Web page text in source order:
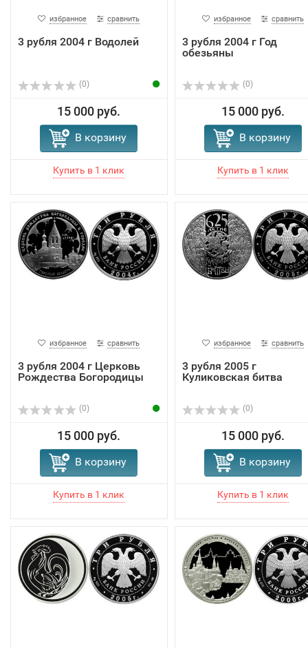
избранное сравнить
3 рубля 2004 г Водолей
(0)
15 000 руб.
В корзину
избранное сравнить
3 рубля 2004 г Год
обезьяны
(0)
15 000 руб.
В корзину
избранное сравнить
3 рубля 2004 г Церковь
Рождества Богородицы
(0)
15 000 руб.
В корзину
избранное сравнить
3 рубля 2005 г
Куликовская битва
(0)
15 000 руб.
В корзину